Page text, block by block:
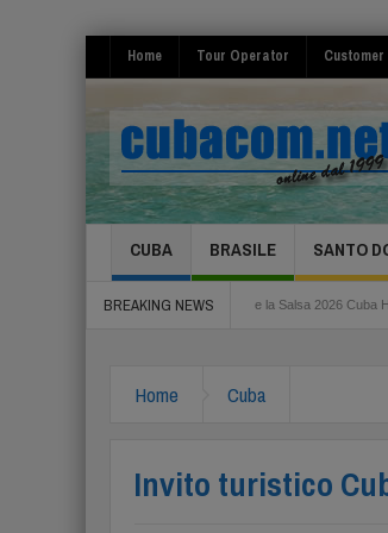
Home Tour Operator
CUBA BRASILE SANTO
BREAKING NEWS
Festival de la Salsa 2026 Cuba Havana
Home Cuba
Invito turistico